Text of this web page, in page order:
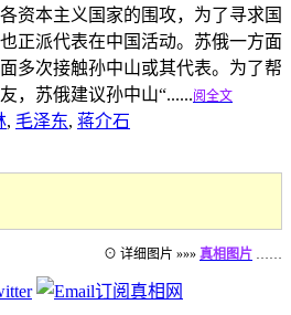
资本主义国家的围攻，为了寻求国
正派代表在中国活动。苏俄一方面
多次接触孙中山或其代表。为了帮
，苏俄建议孙中山“......阅全文
, 毛泽东, 蒋介石
⊙ 详细图片 »»» 真相图片 ……